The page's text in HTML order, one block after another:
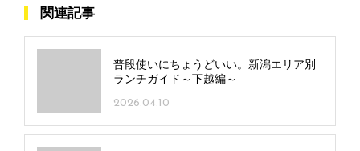
関連記事
普段使いにちょうどいい。新潟エリア別
ランチガイド～下越編～
2026.04.10